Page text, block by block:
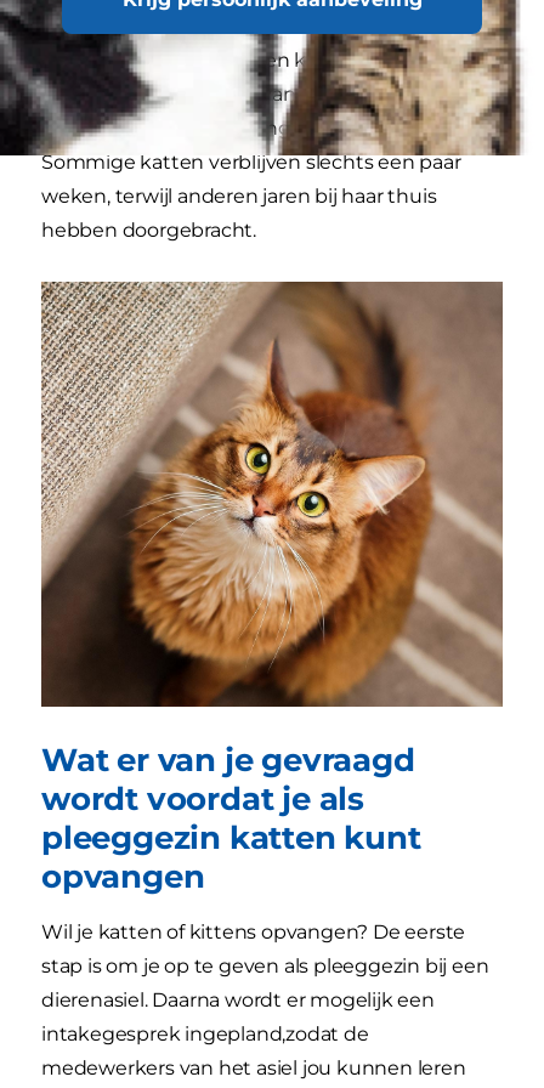
Branton heeft al tientallen katten in haar
woning in Erie, Pennsylvania (VS) mogen
opvangen sinds de zwangere poes in 2006.
Sommige katten verblijven slechts een paar
weken, terwijl anderen jaren bij haar thuis
hebben doorgebracht.
Wat er van je gevraagd
wordt voordat je als
pleeggezin katten kunt
opvangen
Wil je katten of kittens opvangen? De eerste
stap is om je op te geven als pleeggezin bij een
dierenasiel. Daarna wordt er mogelijk een
intakegesprek ingepland,zodat de
medewerkers van het asiel jou kunnen leren